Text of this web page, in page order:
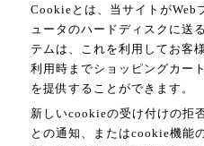
Cookieとは、当サイトがWeb
ュータのハードディスクに送
テムは、これを利用してお客
利用時までショッピングカー
を提供することができます。
新しいcookieの受け付けの拒
との通知、またはcookie機能